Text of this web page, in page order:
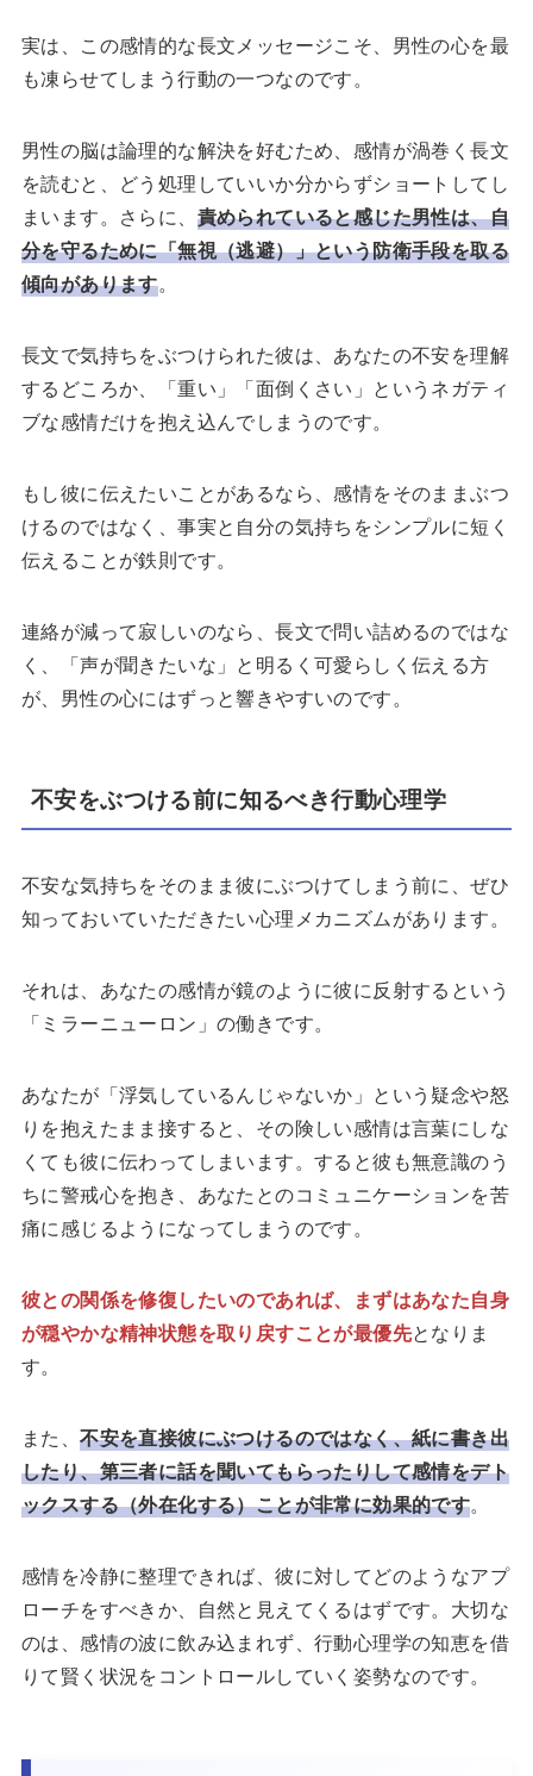
実は、この感情的な長文メッセージこそ、男性の心を最
も凍らせてしまう行動の一つなのです。
男性の脳は論理的な解決を好むため、感情が渦巻く長文
を読むと、どう処理していいか分からずショートしてし
まいます。さらに、 責められていると感じた男性は、自
分を守るために「無視（逃避）」という防衛手段を取る
傾向があります。
長文で気持ちをぶつけられた彼は、あなたの不安を理解
するどころか、「重い」「面倒くさい」というネガティ
ブな感情だけを抱え込んでしまうのです。
もし彼に伝えたいことがあるなら、感情をそのままぶつ
けるのではなく、事実と自分の気持ちをシンプルに短く
伝えることが鉄則です。
連絡が減って寂しいのなら、長文で問い詰めるのではな
く、「声が聞きたいな」と明るく可愛らしく伝える方
が、男性の心にはずっと響きやすいのです。
不安をぶつける前に知るべき行動心理学
不安な気持ちをそのまま彼にぶつけてしまう前に、ぜひ
知っておいていただきたい心理メカニズムがあります。
それは、あなたの感情が鏡のように彼に反射するという
「ミラーニューロン」の働きです。
あなたが「浮気しているんじゃないか」という疑念や怒
りを抱えたまま接すると、その険しい感情は言葉にしな
くても彼に伝わってしまいます。すると彼も無意識のう
ちに警戒心を抱き、あなたとのコミュニケーションを苦
痛に感じるようになってしまうのです。
彼との関係を修復したいのであれば、まずはあなた自身
が穏やかな精神状態を取り戻すことが最優先となりま
す。
また、不安を直接彼にぶつけるのではなく、紙に書き出
したり、第三者に話を聞いてもらったりして感情をデト
ックスする（外在化する）ことが非常に効果的です。
感情を冷静に整理できれば、彼に対してどのようなアプ
ローチをすべきか、自然と見えてくるはずです。大切な
のは、感情の波に飲み込まれず、行動心理学の知恵を借
りて賢く状況をコントロールしていく姿勢なのです。